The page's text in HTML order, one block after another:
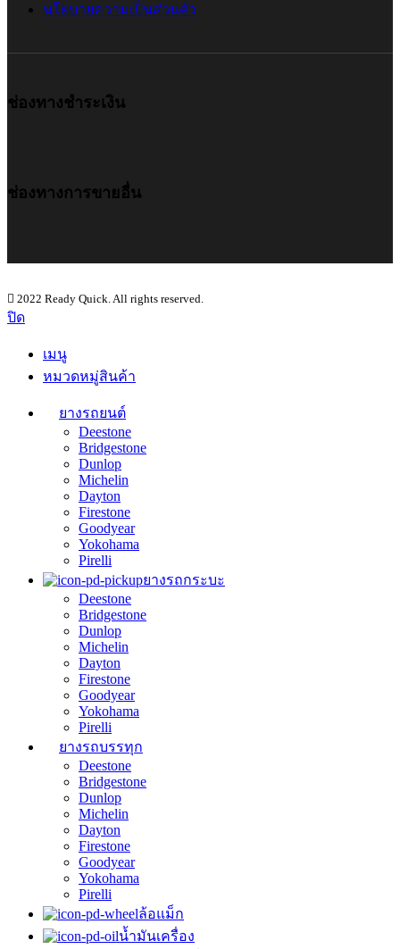
นโยบายความเป็นส่วนตัว
ช่องทางชำระเงิน
ช่องทางการขายอื่น
2022 Ready Quick. All rights reserved.
ปิด
เมนู
หมวดหมู่สินค้า
ยางรถยนต์
Deestone
Bridgestone
Dunlop
Michelin
Dayton
Firestone
Goodyear
Yokohama
Pirelli
ยางรถกระบะ
Deestone
Bridgestone
Dunlop
Michelin
Dayton
Firestone
Goodyear
Yokohama
Pirelli
ยางรถบรรทุก
Deestone
Bridgestone
Dunlop
Michelin
Dayton
Firestone
Goodyear
Yokohama
Pirelli
ล้อแม็ก
น้ำมันเครื่อง